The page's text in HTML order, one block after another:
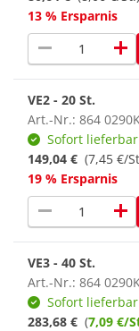
13 % Ersparnis
remove add
VE2 - 20 St.
Art.-Nr.: 864
Sofort lieferbar
149,04 € (7,45 €/
19 % Ersparnis
remove add
VE3 - 40 St.
Art.-Nr.: 864
Sofort lieferbar
283,68 € (7,09 €/